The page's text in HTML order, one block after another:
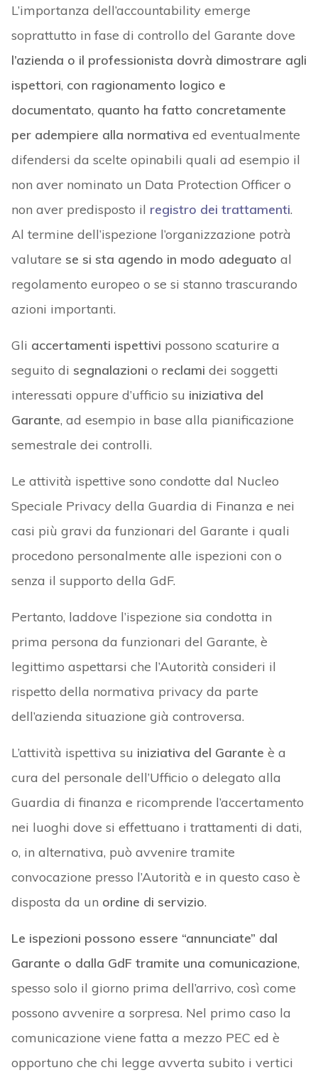
L’importanza dell’accountability emerge
soprattutto in fase di controllo del Garante dove
l’azienda o il professionista dovrà dimostrare agli
ispettori, con ragionamento logico e
documentato, quanto ha fatto concretamente
per adempiere alla normativa ed eventualmente
difendersi da scelte opinabili quali ad esempio il
non aver nominato un Data Protection Officer o
non aver predisposto il registro dei trattamenti.
Al termine dell’ispezione l’organizzazione potrà
valutare se si sta agendo in modo adeguato al
regolamento europeo o se si stanno trascurando
azioni importanti.
Gli accertamenti ispettivi possono scaturire a
seguito di segnalazioni o reclami dei soggetti
interessati oppure d’ufficio su iniziativa del
Garante, ad esempio in base alla pianificazione
semestrale dei controlli.
Le attività ispettive sono condotte dal Nucleo
Speciale Privacy della Guardia di Finanza e nei
casi più gravi da funzionari del Garante i quali
procedono personalmente alle ispezioni con o
senza il supporto della GdF.
Pertanto, laddove l’ispezione sia condotta in
prima persona da funzionari del Garante, è
legittimo aspettarsi che l’Autorità consideri il
rispetto della normativa privacy da parte
dell’azienda situazione già controversa.
L’attività ispettiva su iniziativa del Garante è a
cura del personale dell’Ufficio o delegato alla
Guardia di finanza e ricomprende l’accertamento
nei luoghi dove si effettuano i trattamenti di dati,
o, in alternativa, può avvenire tramite
convocazione presso l’Autorità e in questo caso è
disposta da un ordine di servizio.
Le ispezioni possono essere “annunciate” dal
Garante o dalla GdF tramite una comunicazione,
spesso solo il giorno prima dell’arrivo, così come
possono avvenire a sorpresa. Nel primo caso la
comunicazione viene fatta a mezzo PEC ed è
opportuno che chi legge avverta subito i vertici